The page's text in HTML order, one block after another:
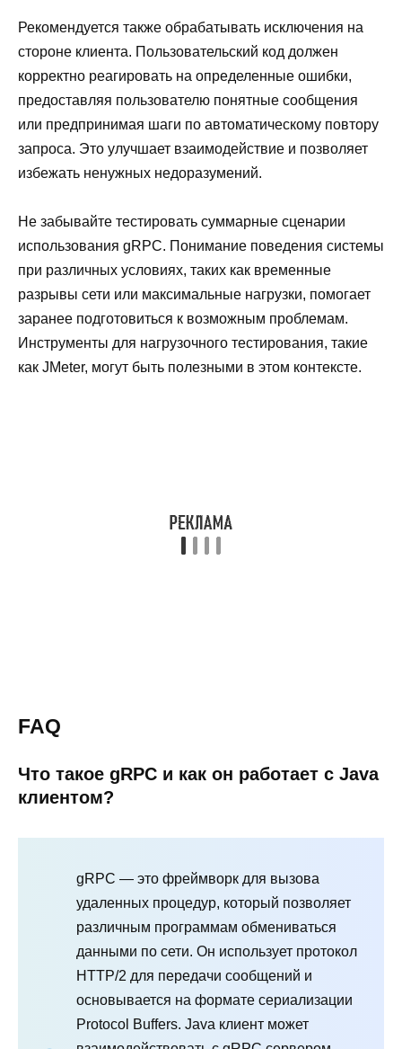
Рекомендуется также обрабатывать исключения на
стороне клиента. Пользовательский код должен
корректно реагировать на определенные ошибки,
предоставляя пользователю понятные сообщения
или предпринимая шаги по автоматическому повтору
запроса. Это улучшает взаимодействие и позволяет
избежать ненужных недоразумений.
Не забывайте тестировать суммарные сценарии
использования gRPC. Понимание поведения системы
при различных условиях, таких как временные
разрывы сети или максимальные нагрузки, помогает
заранее подготовиться к возможным проблемам.
Инструменты для нагрузочного тестирования, такие
как JMeter, могут быть полезными в этом контексте.
FAQ
Что такое gRPC и как он работает с Java
клиентом?
gRPC — это фреймворк для вызова
удаленных процедур, который позволяет
различным программам обмениваться
данными по сети. Он использует протокол
HTTP/2 для передачи сообщений и
основывается на формате сериализации
Protocol Buffers. Java клиент может